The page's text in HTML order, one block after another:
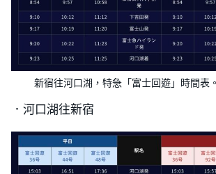
新宿往河口湖，特急「富士回遊」時間表
．河口湖往新宿